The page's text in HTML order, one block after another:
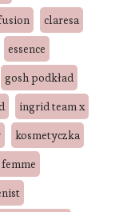
claresa
essence
gosh podkład
ingrid team x
kosmetyczka